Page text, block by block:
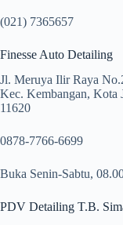
(021) 7365657
Finesse Auto Detailing
Jl. Meruya Ilir Raya
Kec. Kembangan, Kota
11620
0878-7766-6699
Buka Senin-Sabtu,
PDV Detailing T.B.